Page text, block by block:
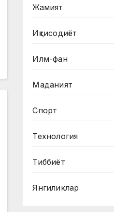
Жамият
Иқтисодиёт
Илм-фан
Маданият
Спорт
Технология
Тиббиёт
Янгиликлар